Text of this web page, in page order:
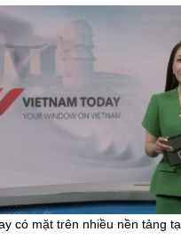
có mặt trên nhiều nền tảng